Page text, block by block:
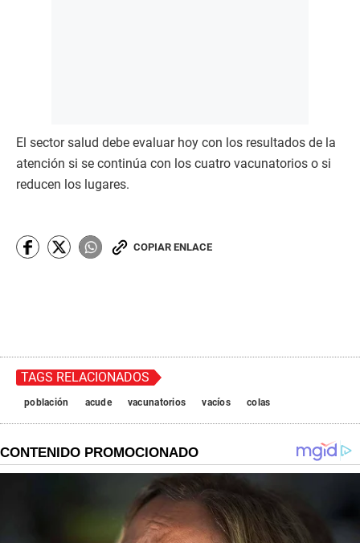
El sector salud debe evaluar hoy con los resultados de la
atención si se continúa con los cuatro vacunatorios o si
reducen los lugares.
COPIAR ENLACE
TAGS RELACIONADOS
población acude vacunatorios vacíos colas